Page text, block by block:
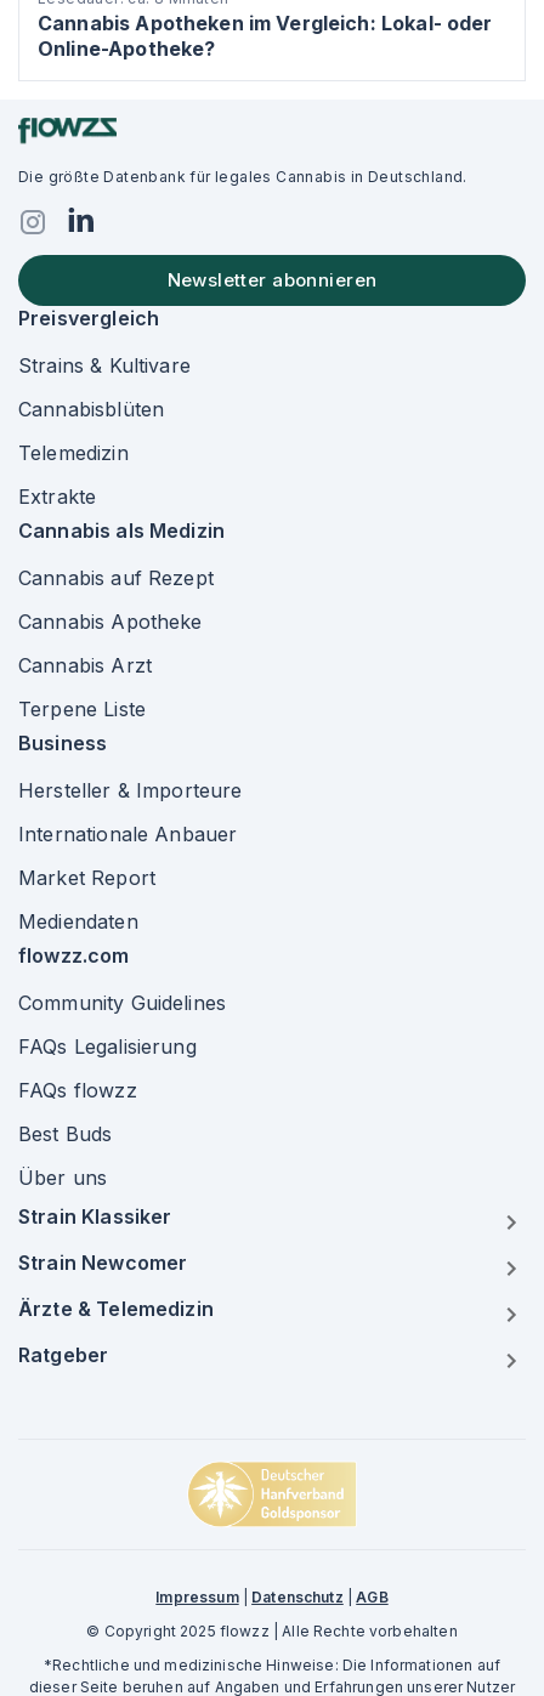
Cannabis Apotheken im Vergleich: Lokal- oder
Online-Apotheke?
Die größte Datenbank für legales Cannabis in Deutschland.
Newsletter abonnieren
Preisvergleich
Strains & Kultivare
Cannabisblüten
Telemedizin
Extrakte
Cannabis als Medizin
Cannabis auf Rezept
Cannabis Apotheke
Cannabis Arzt
Terpene Liste
Business
Hersteller & Importeure
Internationale Anbauer
Market Report
Mediendaten
flowzz.com
Community Guidelines
FAQs Legalisierung
FAQs flowzz
Best Buds
Über uns
Strain Klassiker
Strain Newcomer
Ärzte & Telemedizin
Ratgeber
Impressum| Datenschutz |AGB
© Copyright 2025 flowzz | Alle Rechte vorbehalten
*Rechtliche und medizinische Hinweise: Die Informationen auf
dieser Seite beruhen auf Angaben und Erfahrungen unserer Nutzer